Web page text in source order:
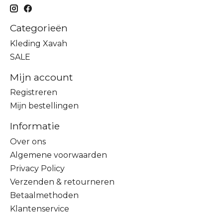
Categorieën
Kleding Xavah
SALE
Mijn account
Registreren
Mijn bestellingen
Informatie
Over ons
Algemene voorwaarden
Privacy Policy
Verzenden & retourneren
Betaalmethoden
Klantenservice